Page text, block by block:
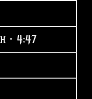
• 4:47